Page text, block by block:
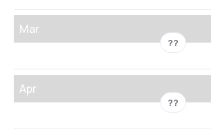
Mar
??
Apr
??